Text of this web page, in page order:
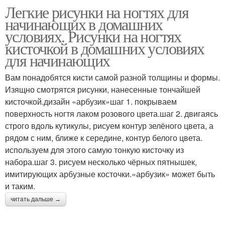
Легкие рисунки на ногтях для
начинающих в домашних
условиях. Рисунки на ногтях
кисточкой в домашних условиях
для начинающих
Вам понадобятся кисти самой разной толщины и формы.
Изящно смотрятся рисунки, нанесенные тончайшей
кисточкой.дизайн «арбузик»шаг 1. покрываем
поверхность ногтя лаком розового цвета.шаг 2. двигаясь
строго вдоль кутикулы, рисуем контур зелёного цвета, а
рядом с ним, ближе к середине, контур белого цвета.
используем для этого самую тонкую кисточку из
набора.шаг 3. рисуем несколько чёрных пятнышек,
имитирующих арбузные косточки.«арбузик» может быть
и таким.
читать дальше →